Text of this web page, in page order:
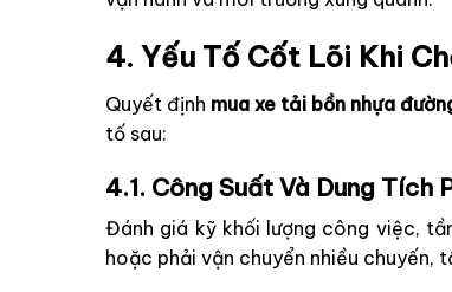
4. Yếu Tố Cốt Lõi Khi
Quyết định mua xe tải bồn nhựa
tố sau:
4.1. Công Suất Và Dung Tích
Đánh giá kỹ khối lượng công việc,
hoặc phải vận chuyển nhiều chuyến,